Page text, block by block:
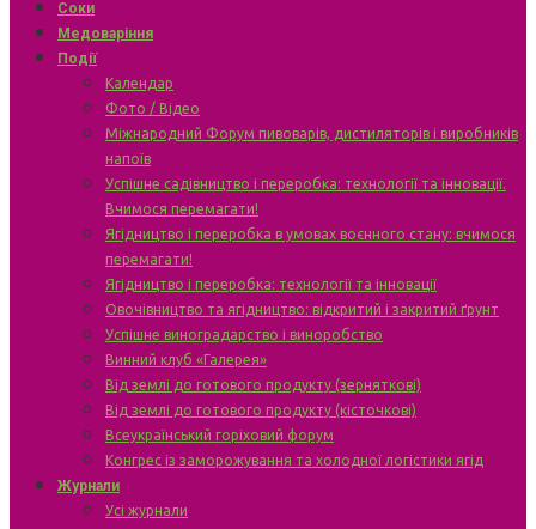
Соки
Медоваріння
Події
Календар
Фото / Відео
Міжнародний Форум пивоварів, дистиляторів і виробників
напоїв
Успішне садівництво і переробка: технології та інновації.
Вчимося перемагати!
Ягідництво і переробка в умовах воєнного стану: вчимося
перемагати!
Ягідництво і переробка: технології та інновації
Овочівництво та ягідництво: відкритий і закритий ґрунт
Успішне виноградарство і виноробство
Винний клуб «Галерея»
Від землі до готового продукту (зерняткові)
Від землі до готового продукту (кісточкові)
Всеукраїнський горіховий форум
Конгрес із заморожування та холодної логістики ягід
Журнали
Усі журнали